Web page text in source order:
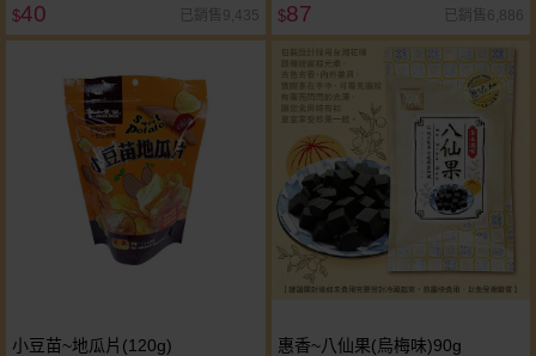
$40 已銷售9,435 $87 已銷售6,886
小豆苗~地瓜片(120g) 惠香~八仙果(烏梅味)90g